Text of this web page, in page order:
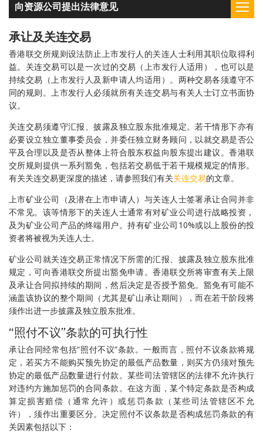
向资源公司提出法律意见
承让及关连交易
香港联交所规则设法防止上市发行人的关连人士利用其职位取得利
益。关连交易可以是一次过的交易（上市发行人适用），也可以是
持续交易（上市发行人及新申请人均适用）。两种交易各须遵守不
同的规则。上市发行人必须就所有关连交易与有关人士订立书面协
议。
关连交易须遵守汇报、披露及独立股东批准规定。若干情形下亦有
必要设立独立董事委员会，并委任独立财务顾问，以就交易是否公
平及合理以及是否从整体上符合股东权益向股东提出建议。香港联
交所规则提供一系列豁免，包括若交易低于若干规模规定的情形。
有关关连交易更深度的描述，请参照我们有关关连交易的文章。
上市矿业公司（及潜在上市申请人）与关连人士签署承让合同并非
不常见。该等情形下的关连人士通常有对矿业公司进行战略投资，
及为矿业公司产品的终端用户。持有矿业公司10%或以上股份的投
资者将被视为关连人士。
矿业公司就关连交易正常情况下所需的汇报、披露及独立股东批准
规定，可向香港联交所提出豁免申请。香港联交所将审查有关上限
及承让合同拟持续的期间，然后决定是否授予豁免。豁免有可能不
涵盖该协议的整个期间（尤其是矿山承让期间），而在若干阶段将
须作出进一步披露及独立股东批准。
“照付不议”条款的可执行性
承让合同经常包括“照付不议”条款。一般而言，照付不议条款将规
定，若买方不能购买预先协定的最低产品数量，则买方仍须对预先
协定的最低产品数量进行付款。某些司法管辖区的法律不允许执行
对违约方施加惩罚的合同条款。在这方面，某个特定条款是否构成
算定损害赔偿（通常允许）或惩罚条款（某些司法管辖区不允
许），须作出重要区分。决定照付不议条款是否构成惩罚条款的有
关因素包括以下：